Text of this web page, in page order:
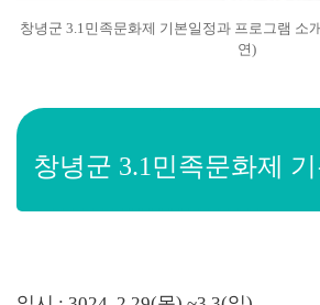
창녕군 3.1민족문화제 기본일정과 프로그램 소
연)
창녕군 3.1민족문화제